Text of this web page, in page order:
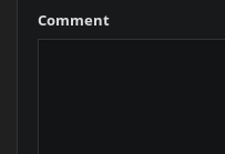
Comment